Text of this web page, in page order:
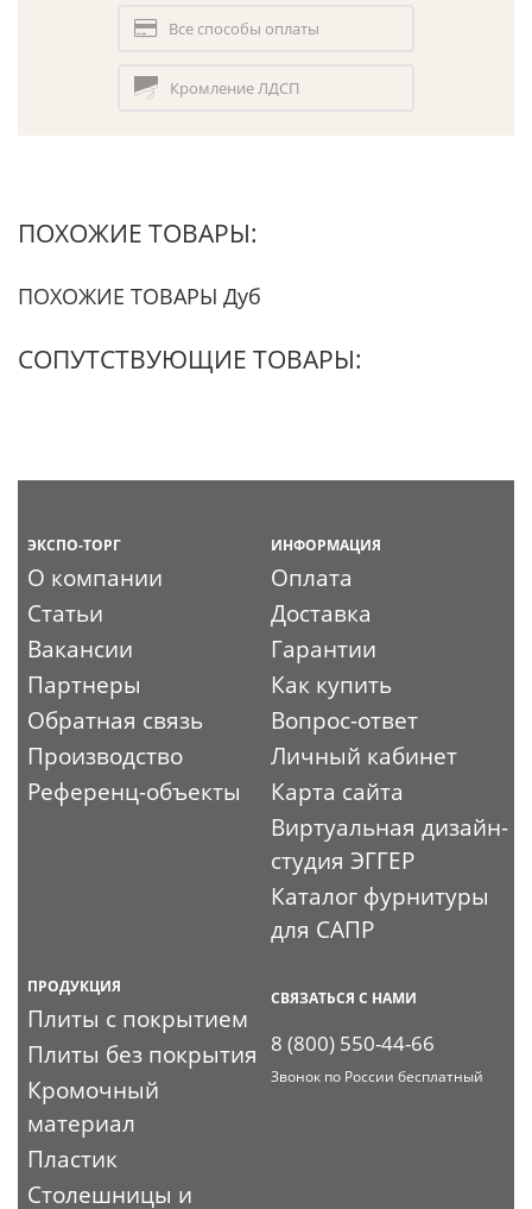
Все способы оплаты
Кромление ЛДСП
ПОХОЖИЕ ТОВАРЫ:
ПОХОЖИЕ ТОВАРЫ Дуб
СОПУТСТВУЮЩИЕ ТОВАРЫ:
ЭКСПО-ТОРГ
О компании
Статьи
Вакансии
Партнеры
Обратная связь
Производство
Референц-объекты
ИНФОРМАЦИЯ
Оплата
Доставка
Гарантии
Как купить
Вопрос-ответ
Личный кабинет
Карта сайта
Виртуальная дизайн-
студия ЭГГЕР
Каталог фурнитуры
для САПР
ПРОДУКЦИЯ
Плиты с покрытием
Плиты без покрытия
Кромочный
материал
Пластик
Столешницы и
СВЯЗАТЬСЯ С НАМИ
8 (800) 550-44-66
Звонок по России бесплатный